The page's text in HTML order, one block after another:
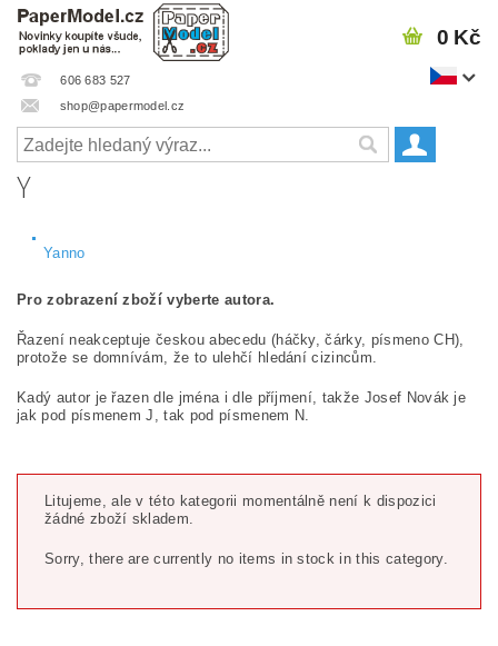
606 683 527
shop@papermodel.cz
0 Kč
Y
Yanno
Pro zobrazení zboží vyberte autora.
Řazení neakceptuje českou abecedu (háčky, čárky, písmeno CH),
protože se domnívám, že to ulehčí hledání cizincům.
Kadý autor je řazen dle jména i dle příjmení, takže Josef Novák je
jak pod písmenem J, tak pod písmenem N.
Litujeme, ale v této kategorii momentálně není k dispozici
žádné zboží skladem.
Sorry, there are currently no items in stock in this category.